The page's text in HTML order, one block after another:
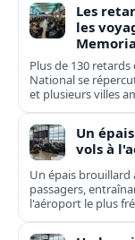
Les
les
Plus de 130
National se
et plusieurs villes
Un
vols à
Un épais brouillard
passagers,
l'aéroport le plus